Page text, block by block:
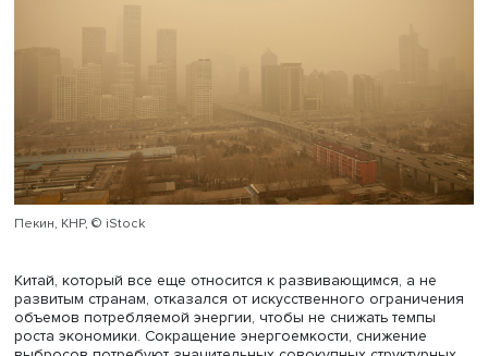
долгосрочные климатические цели Китая, но это, по
стремительный прыжок, а движение ползком.
Заложенные в плане темпы снижения потребления
энергоемкости (соотношение между валовым
энергии и ВВП), по мнению авторов, отчасти
неудачным внедрением жестких показателей
использования электроэнергии в предыдущей
отдельных провинциях их выполнение привело к